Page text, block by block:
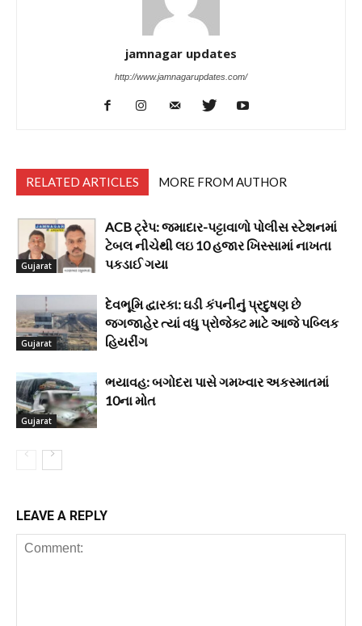
jamnagar updates
http://www.jamnagarupdates.com/
RELATED ARTICLES MORE FROM AUTHOR
Gujarat
ACB ટ્રેપ: જમાદાર-પટ્ટાવાળો પોલીસ સ્ટેશનમાં
ટેબલ નીચેથી લઇ 10 હજાર ખિસ્સામાં નાખતા
પકડાઈ ગયા
Gujarat
દેવભૂમિ દ્વારકા: ઘડી કંપનીનું પ્રદુષણ છે
જગજાહેર ત્યાં વધુ પ્રોજેક્ટ માટે આજે પબ્લિક
હિયરીંગ
Gujarat
ભયાવહ: બગોદરા પાસે ગમખ્વાર અકસ્માતમાં
10ના મોત
LEAVE A REPLY